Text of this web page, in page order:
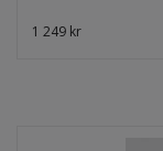
1 249 kr